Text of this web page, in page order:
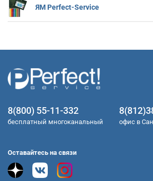
ЯМ Perfect-Service
8(800) 55-11-332
бесплатный многоканальный офис в
Оставайтесь на связи